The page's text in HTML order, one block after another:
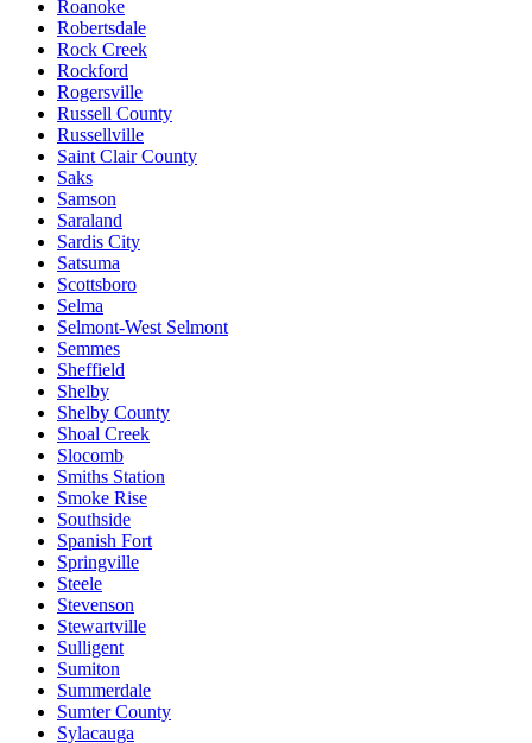
Roanoke
Robertsdale
Rock Creek
Rockford
Rogersville
Russell County
Russellville
Saint Clair County
Saks
Samson
Saraland
Sardis City
Satsuma
Scottsboro
Selma
Selmont-West Selmont
Semmes
Sheffield
Shelby
Shelby County
Shoal Creek
Slocomb
Smiths Station
Smoke Rise
Southside
Spanish Fort
Springville
Steele
Stevenson
Stewartville
Sulligent
Sumiton
Summerdale
Sumter County
Sylacauga